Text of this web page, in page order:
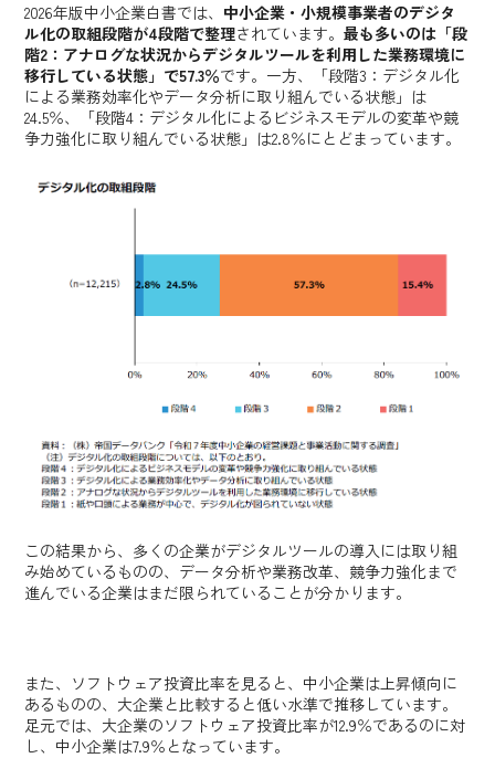
2026年版中小企業白書では、 中小企業・小規模事業者のデジタ
ル化の取組段階が4段階で整理されています。最も多いのは「段
階2：アナログな状況からデジタルツールを利用した業務環境に
移行している状態」で57.3％です。一方、「段階3：デジタル化
による業務効率化やデータ分析に取り組んでいる状態」は
24.5％、「段階4：デジタル化によるビジネスモデルの変革や競
争力強化に取り組んでいる状態」は2.8％にとどまっています。
この結果から、多くの企業がデジタルツールの導入には取り組
み始めているものの、データ分析や業務改革、競争力強化まで
進んでいる企業はまだ限られていることが分かります。
また、ソフトウェア投資比率を見ると、中小企業は上昇傾向に
あるものの、大企業と比較すると低い水準で推移しています。
足元では、大企業のソフトウェア投資比率が12.9％であるのに対
し、中小企業は7.9％となっています。